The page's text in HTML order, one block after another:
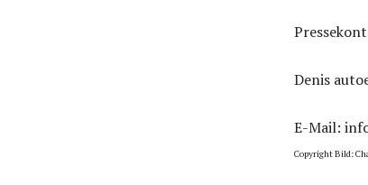
Denis
E-Mail:
Copyright Bild: